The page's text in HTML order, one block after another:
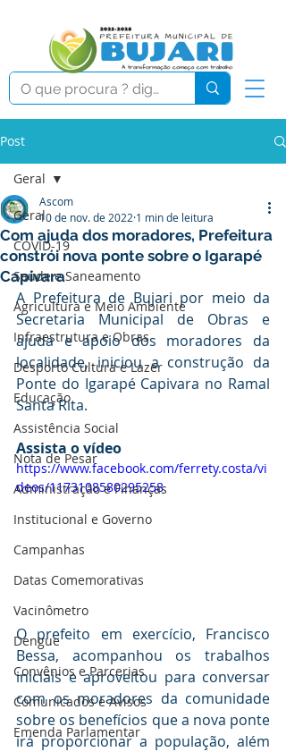
Post
Geral
COVID-19
Saúde e Saneamento
Agricultura e Meio Ambiente
Infraestrutura e Obras
Desporto Cultura e Lazer
Educação
Assistência Social
Nota de Pesar
Administração e Finanças
Institucional e Governo
Campanhas
Datas Comemorativas
Vacinômetro
Dengue
Convênios e Parcerias
Comunicados e Avisos
Emenda Parlamentar
Geral
Com ajuda dos moradores, Prefeitura
constrói nova ponte sobre o Igarapé
Capivara
Ascom
10 de nov. de 2022 1 min de leitura
A Prefeitura de Bujari por meio da
Secretaria Municipal de Obras e
ajuda e apoio dos moradores da
localidade, iniciou a construção da
Ponte do Igarapé Capivara no Ramal
Santa Rita.
Assista o vídeo
https://www.facebook.com/ferrety.costa/vi
deos/1173108580295258
O prefeito em exercício, Francisco
Bessa, acompanhou os trabalhos
iniciais e aproveitou para conversar
com os moradores da comunidade
sobre os benefícios que a nova ponte
irá proporcionar a população, além